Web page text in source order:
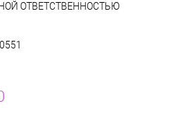
ОТВЕТСТВЕННОСТЬЮ